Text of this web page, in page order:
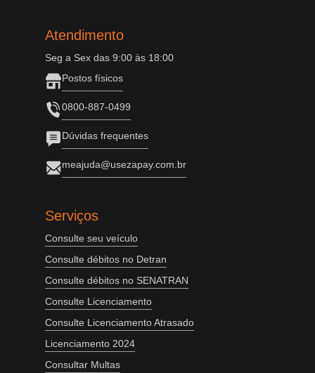
Atendimento
Seg a Sex das 9:00 às 18:00
Postos físicos
0800-887-0499
Dúvidas frequentes
meajuda@usezapay.com.br
Serviços
Consulte seu veículo
Consulte débitos no Detran
Consulte débitos no SENATRAN
Consulte Licenciamento
Consulte Licenciamento Atrasado
Licenciamento 2024
Consultar Multas